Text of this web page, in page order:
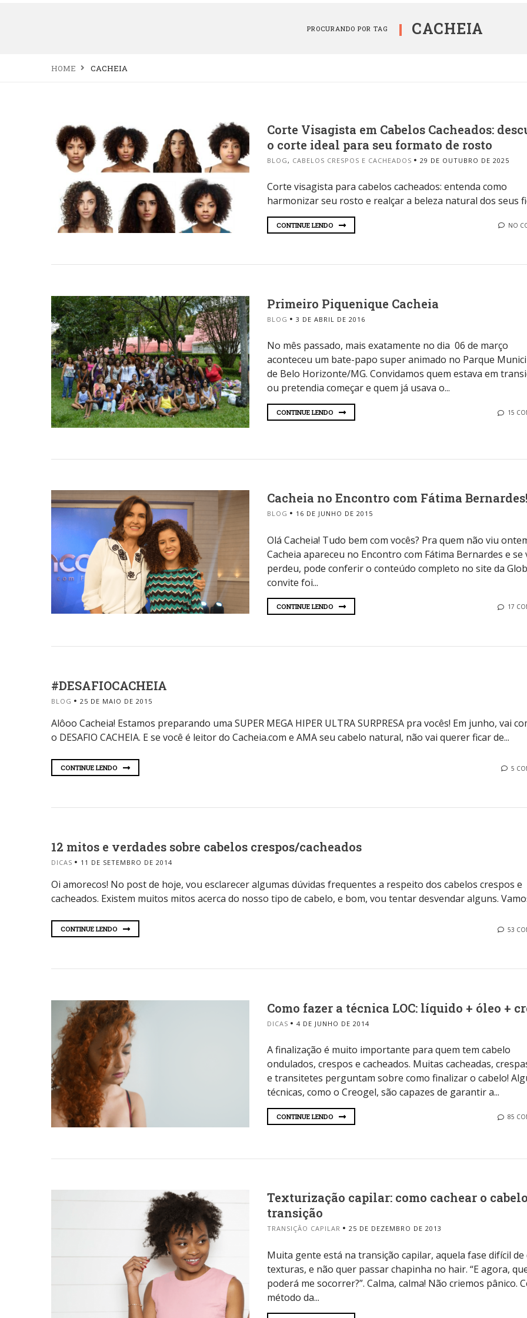
PROCURANDO POR TAG CACHEIA
HOME CACHEIA
Corte Visagista em Cabelos Cacheados:
o corte ideal para seu formato de rosto
BLOG , CABELOS CRESPOS E CACHEADOS 29 DE OUTUBRO DE 2025
Corte visagista para cabelos cacheados: entenda como
harmonizar seu rosto e realçar a beleza natural dos seus
CONTINUE LENDO NO
Primeiro Piquenique Cacheia
BLOG 3 DE ABRIL DE 2016
No mês passado, mais exatamente no dia 06 de março
aconteceu um bate-papo super animado no Parque
de Belo Horizonte/MG. Convidamos quem estava em
ou pretendia começar e quem já usava o...
CONTINUE LENDO 15
Cacheia no Encontro com Fátima Bernardes!
BLOG 16 DE JUNHO DE 2015
Olá Cacheia! Tudo bem com vocês? Pra quem não viu
Cacheia apareceu no Encontro com Fátima Bernardes e se
perdeu, pode conferir o conteúdo completo no site da
convite foi...
CONTINUE LENDO 17
#DESAFIOCACHEIA
BLOG 25 DE MAIO DE 2015
Alôoo Cacheia! Estamos preparando uma SUPER MEGA HIPER ULTRA SURPRESA pra vocês! Em junho, vai
o DESAFIO CACHEIA. E se você é leitor do Cacheia.com e AMA seu cabelo natural, não vai querer ficar de...
CONTINUE LENDO 5
12 mitos e verdades sobre cabelos crespos/cacheados
DICAS 11 DE SETEMBRO DE 2014
Oi amorecos! No post de hoje, vou esclarecer algumas dúvidas frequentes a respeito dos cabelos crespos e
cacheados. Existem muitos mitos acerca do nosso tipo de cabelo, e bom, vou tentar desvendar alguns.
CONTINUE LENDO 53
Como fazer a técnica LOC: líquido + óleo +
DICAS 4 DE JUNHO DE 2014
A finalização é muito importante para quem tem cabelo
ondulados, crespos e cacheados. Muitas cacheadas,
e transitetes perguntam sobre como finalizar o cabelo!
técnicas, como o Creogel, são capazes de garantir a...
CONTINUE LENDO 85
Texturização capilar: como cachear o
transição
TRANSIÇÃO CAPILAR 25 DE DEZEMBRO DE 2013
Muita gente está na transição capilar, aquela fase difícil de
texturas, e não quer passar chapinha no hair. “E agora,
poderá me socorrer?”. Calma, calma! Não criemos pânico.
método da...